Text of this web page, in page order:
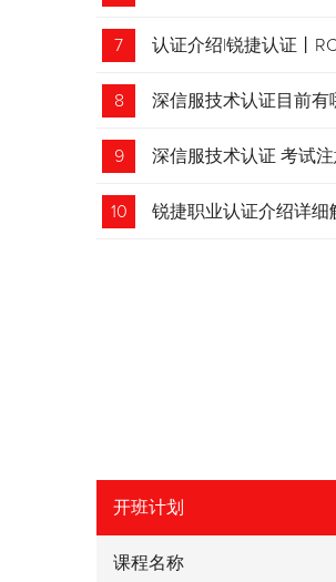
7 认证介绍|锐捷认证丨
8 深信服技术认证目前有
9 深信服技术认证 考试
10 锐捷职业认证介绍详细
开班计划
课程名称